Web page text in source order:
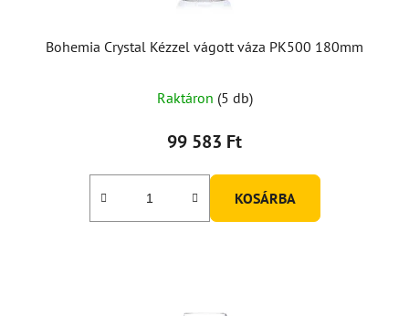
Bohemia Crystal Kézzel vágott váza PK500 180mm
Raktáron (5 db)
99 583 Ft
KOSÁRBA